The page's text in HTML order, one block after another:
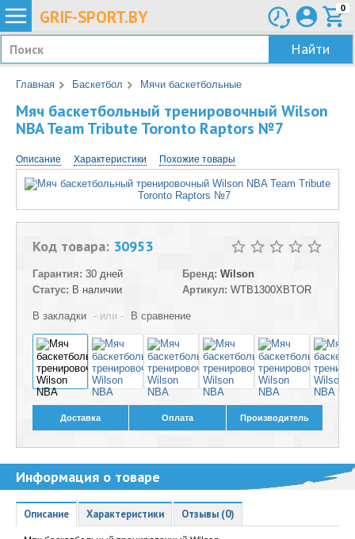
GRIF-SPORT.BY 0
Найти
Главная Баскетбол Мячи баскетбольные
Мяч баскетбольный тренировочный Wilson
NBA Team Tribute Toronto Raptors №7
Описание Характеристики Похожие товары
Код товара: 30953
В закладки- или -В сравнение
Гарантия: 30 дней
Статус: В наличии
Бренд: Wilson
Артикул: WTB1300XBTOR
Доставка Оплата Производитель
Информация о товаре
Описание Характеристики Отзывы (0)